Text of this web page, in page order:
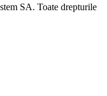
SA. Toate drepturile